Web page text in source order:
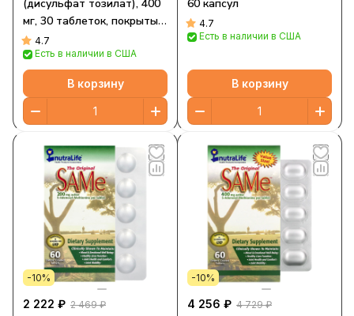
(дисульфат тозилат), 400
мг, 30 таблеток, покрытых
кишечнорастворимой
оболочкой
4.7
Есть в наличии в США
В корзину
60 капсул
4.7
Есть в наличии в США
В корзину
-10%
2 222 ₽ 2 469 ₽
-10%
4 256 ₽ 4 729 ₽